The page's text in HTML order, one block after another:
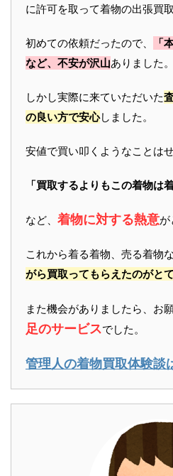
に許可を取って着物の出張買
初めての依頼だったので、
「
など、不安が沢山ありました。
しかし実際に来ていただいた
の良い方で安心しました。
安値で買い叩くようなことはせ
「買取するよりもこの着物は
など、 着物に対する熱意が
これから着る着物、売る着物な
がら買取ってもらえたのがと
また機会がありましたら、お
足のサービスでした。
管理人の着物買取体験談